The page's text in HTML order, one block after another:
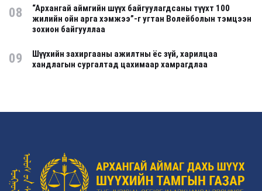
08
“Архангай аймгийн шүүх байгуулагдсаны түүхт 100
жилийн ойн арга хэмжээ”-г угтан Волейболын тэмцээн
зохион байгууллаа
09
Шүүхийн захиргааны ажилтны ёс зүй, харилцаа
хандлагын сургалтад цахимаар хамрагдлаа